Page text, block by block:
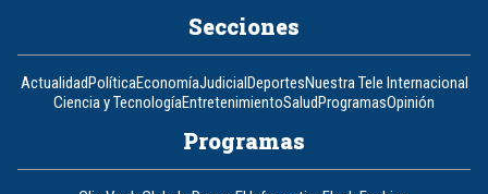
Secciones
ActualidadPolíticaEconomíaJudicialDeportesNuestra Tele Internacional
Ciencia y TecnologíaEntretenimientoSaludProgramasOpinión
Programas